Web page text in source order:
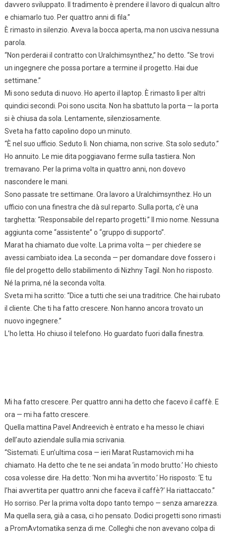
davvero sviluppato. Il tradimento è prendere il lavoro di qualcun altro
e chiamarlo tuo. Per quattro anni di fila.”
È rimasto in silenzio. Aveva la bocca aperta, ma non usciva nessuna
parola.
“Non perderai il contratto con Uralchimsynthez,” ho detto. “Se trovi
un ingegnere che possa portare a termine il progetto. Hai due
settimane.”
Mi sono seduta di nuovo. Ho aperto il laptop. È rimasto lì per altri
quindici secondi. Poi sono uscita. Non ha sbattuto la porta — la porta
si è chiusa da sola. Lentamente, silenziosamente.
Sveta ha fatto capolino dopo un minuto.
“È nel suo ufficio. Seduto lì. Non chiama, non scrive. Sta solo seduto.”
Ho annuito. Le mie dita poggiavano ferme sulla tastiera. Non
tremavano. Per la prima volta in quattro anni, non dovevo
nascondere le mani.
Sono passate tre settimane. Ora lavoro a Uralchimsynthez. Ho un
ufficio con una finestra che dà sul reparto. Sulla porta, c’è una
targhetta: “Responsabile del reparto progetti.” Il mio nome. Nessuna
aggiunta come “assistente” o “gruppo di supporto”.
Marat ha chiamato due volte. La prima volta — per chiedere se
avessi cambiato idea. La seconda — per domandare dove fossero i
file del progetto dello stabilimento di Nizhny Tagil. Non ho risposto.
Né la prima, né la seconda volta.
Sveta mi ha scritto: “Dice a tutti che sei una traditrice. Che hai rubato
il cliente. Che ti ha fatto crescere. Non hanno ancora trovato un
nuovo ingegnere.”
L’ho letta. Ho chiuso il telefono. Ho guardato fuori dalla finestra.
Mi ha fatto crescere. Per quattro anni ha detto che facevo il caffè. E
ora — mi ha fatto crescere.
Quella mattina Pavel Andreevich è entrato e ha messo le chiavi
dell’auto aziendale sulla mia scrivania.
“Sistemati. E un’ultima cosa — ieri Marat Rustamovich mi ha
chiamato. Ha detto che te ne sei andata ‘in modo brutto.’ Ho chiesto
cosa volesse dire. Ha detto: ‘Non mi ha avvertito.’ Ho risposto: ‘E tu
l’hai avvertita per quattro anni che faceva il caffè?’ Ha riattaccato.”
Ho sorriso. Per la prima volta dopo tanto tempo — senza amarezza.
Ma quella sera, già a casa, ci ho pensato. Dodici progetti sono rimasti
a PromAvtomatika senza di me. Colleghi che non avevano colpa di